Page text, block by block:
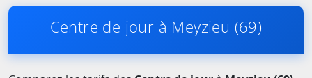
Centre de jour à Meyzieu (69)